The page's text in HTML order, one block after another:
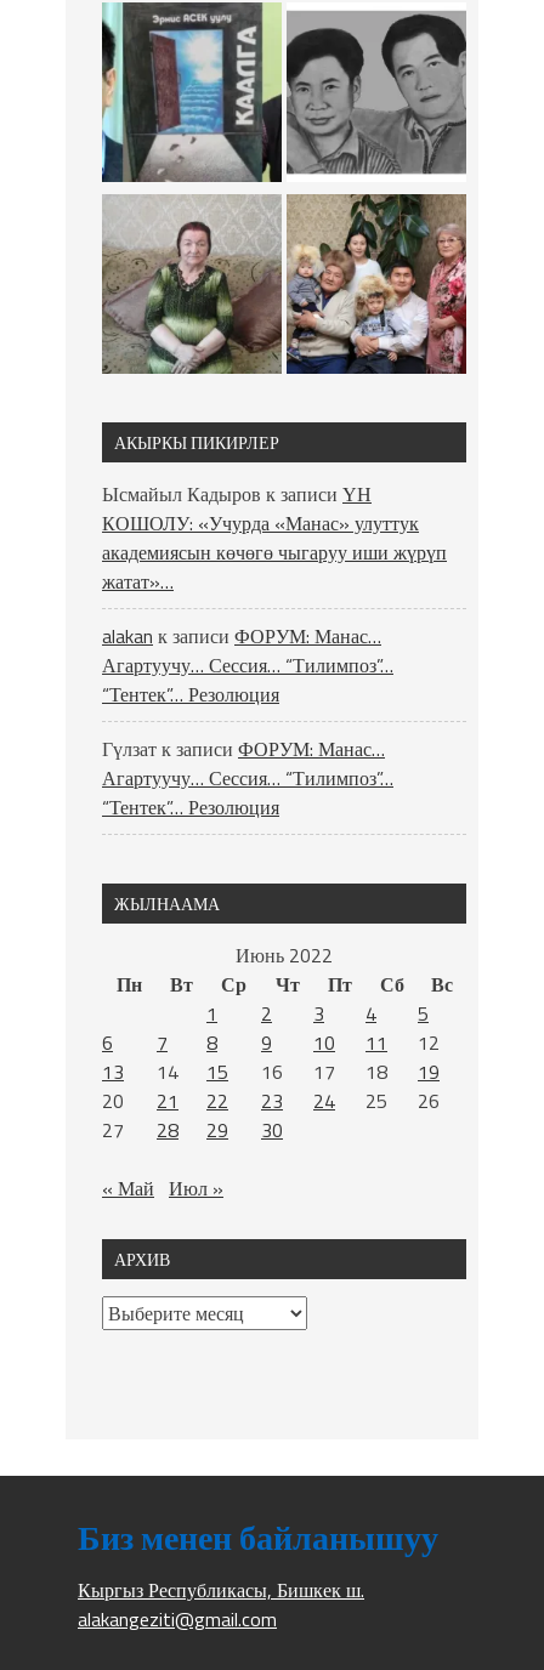
АКЫРКЫ ПИКИРЛЕР
Ысмайыл Кадыров к записи ҮН
КОШОЛУ: «Учурда «Манас» улуттук
академиясын көчөгө чыгаруу иши жүрүп
жатат»…
alakan к записи ФОРУМ: Манас…
Агартуучу… Сессия… “Тилимпоз”…
“Тентек”… Резолюция
Гүлзатк записи ФОРУМ: Манас…
Агартуучу… Сессия… “Тилимпоз”…
“Тентек”… Резолюция
ЖЫЛНААМА
Июнь 2022
Пн
Вт Ср Чт Пт Сб
Вс
1
2 3 4
5
6
7 8 9 10 11
12
13
14 15 16 17 18
19
20
21 22 23 24 25
26
27
28 29
30
« Май Июл »
АРХИВ
Биз менен байланышуу
Кыргыз Республикасы, Бишкек ш.
alakangeziti@gmail.com